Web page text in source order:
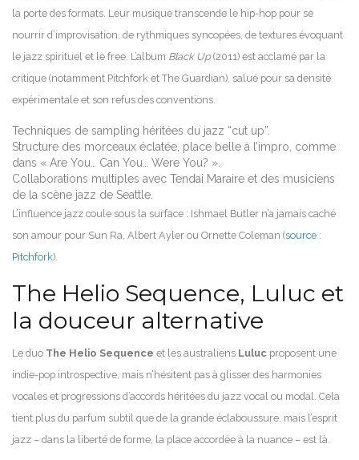
la porte des formats. Leur musique transcende le hip-hop pour se
nourrir d’improvisation, de rythmiques syncopées, de textures évoquant
le jazz spirituel et le free. L’album Black Up (2011) est acclamé par la
critique (notamment Pitchfork et The Guardian), salué pour sa densité
expérimentale et son refus des conventions.
Techniques de sampling héritées du jazz “cut up”.
Structure des morceaux éclatée, place belle à l’impro, comme
dans « Are You… Can You… Were You? ».
Collaborations multiples avec Tendai Maraire et des musiciens
de la scène jazz de Seattle.
L’influence jazz coule sous la surface : Ishmael Butler n’a jamais caché
son amour pour Sun Ra, Albert Ayler ou Ornette Coleman (source :
Pitchfork).
The Helio Sequence, Luluc et
la douceur alternative
Le duo The Helio Sequence et les australiens Luluc proposent une
indie-pop introspective, mais n’hésitent pas à glisser des harmonies
vocales et progressions d’accords héritées du jazz vocal ou modal. Cela
tient plus du parfum subtil que de la grande éclaboussure, mais l’esprit
jazz – dans la liberté de forme, la place accordée à la nuance – est là.